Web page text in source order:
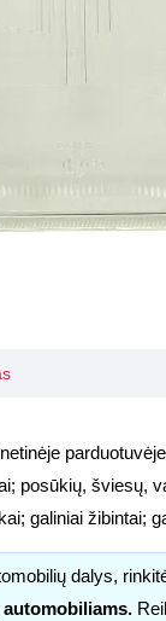
posūkių, šviesų,
galiniai žibintai;
dalys,